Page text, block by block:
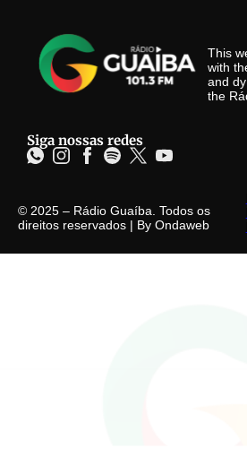
This
with
and
the
Siga nossas redes
© 2025 – Rádio Guaíba. Todos os
direitos reservados | By Ondaweb